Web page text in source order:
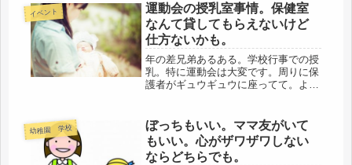
イベント
運動会の授乳室事情。保健室
なんて貸してもらえないけど
仕方ないかも。
年の差兄弟あるある。学校行事での授
乳。特に運動会は大変です。周りに保
護者がギュウギュウに座ってて。よそ
の食事ですけどおっぱいは男性にとっ
ては性的なものですから。授乳なら見
せ...
幼稚園 学校
ぼっちもいい。ママ友がいて
もいい。心がザワザワしない
ならどちらでも。